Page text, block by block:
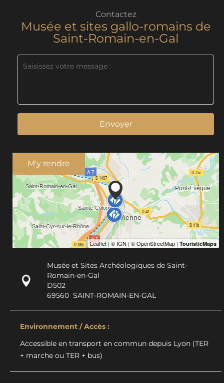
Contactez
Musée et sites gallo-romains de
Saint-Romain-en-Gal
Envoyer
M'y rendre
Musée et Sites Archéologiques de Saint-
Romain-en-Gal
D502
69560 SAINT-ROMAIN-EN-GAL
Environnement / Accès :
Accessible en transport en commun depuis Lyon (TER
+ marche ou TER + bus)